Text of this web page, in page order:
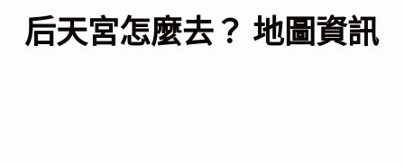
后天宮怎麼去？ 地圖資訊